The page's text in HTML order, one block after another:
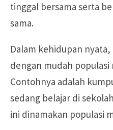
tinggal bersama serta
sama.
Dalam kehidupan
dengan mudah
Contohnya adalah
sedang belajar di
ini dinamakan populasi